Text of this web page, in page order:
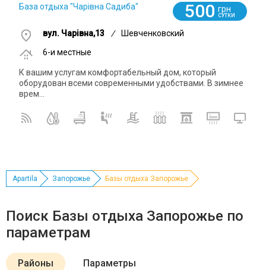
База отдыха "Чарівна Садиба" 500 грн
СУТКИ
вул. Чарівна,13 /
Шевченковский
6-и местные
К вашим услугам комфортабельный дом, который
оборудован всеми современными удобствами. В зимнее
врем...
Apartila Запорожье Базы отдыха Запорожье
Поиск Базы отдыха Запорожье по
параметрам
Районы Параметры